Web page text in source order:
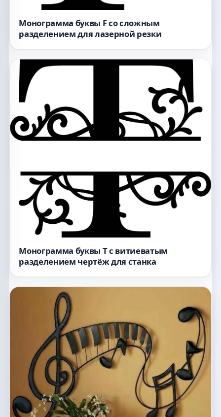
Монограмма буквы F со сложным
разделением для лазерной резки
Монограмма буквы T с витиеватым
разделением чертёж для станка